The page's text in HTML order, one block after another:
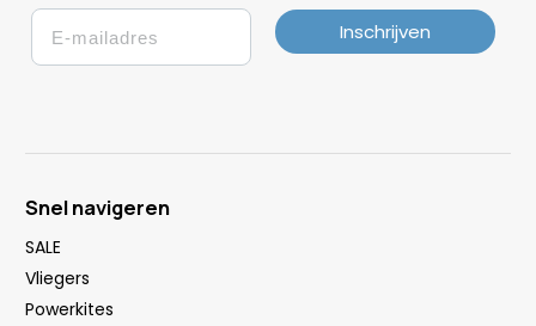
Email
Inschrijven
Snel navigeren
SALE
Vliegers
Powerkites